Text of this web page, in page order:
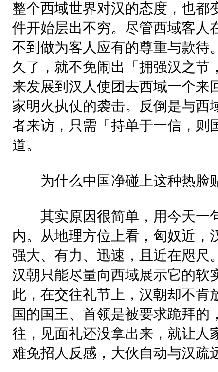
整个西域世界对汉的态度，也都
件开始层出不穷。尽管西域客人
不到做为客人应有的尊重与款待
久了，就不免闹出「拥强汉之节
来发展到汉人使团去西域一个来
家明火执仗的袭击。反倒是与西
者来访，只需「持单于一信，则
道。
为什么中国净碰上这种热脸
其实原因很简单，用今天一
内。从地理方位上看，匈奴近，
强大、有力、迅速，且近在咫尺
汉朝只能尽量向西域展示它的软
此，在交往礼节上，汉朝却不肯
国的国王、首领是被要求跪拜
往，见面礼还没拿出来，就让人
难免招人反感，大伙自动与汉疏